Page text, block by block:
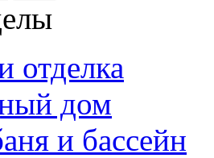
отделка
дом
и бассейн